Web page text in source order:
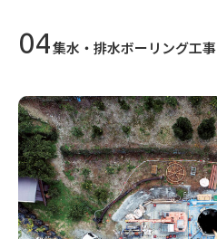
集水・排水ボーリング工事